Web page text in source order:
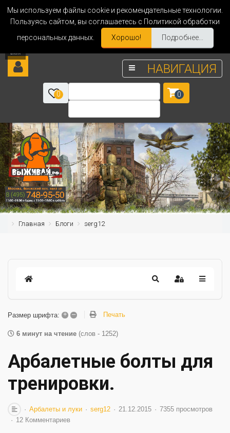
Мы используем файлы cookie и рекомендательные технологии.
Пользуясь сайтом, вы соглашаетесь с Политикой обработки
персональных данных.
Хорошо! Подробнее...
НАВИГАЦИЯ
0 0
Главная Блоги serg12
Размер шрифта: + – Печать
6 минут на чтение (слов - 1252)
Арбалетные болты для
тренировки.
Арбалеты и луки serg12 21.12.2015
7355 просмотров
12 Комментариев